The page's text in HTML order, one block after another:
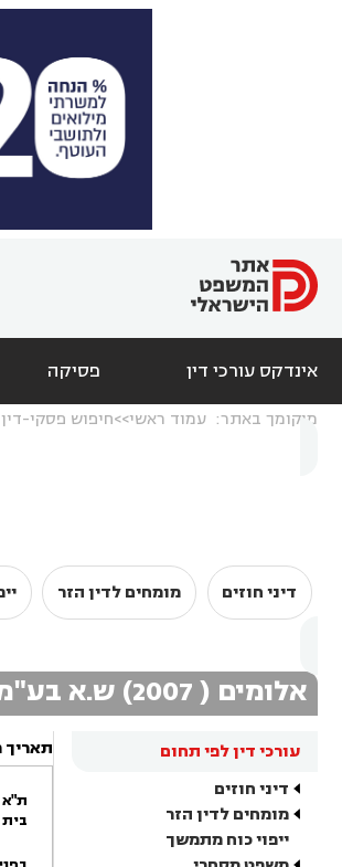
אינדקס עורכי דין פסיקה
מיקומך באתר: עמוד ראשי חיפוש פסקי-דין
דיני חוזים מומחים לדין הזר
אלומים ( 2007) ש.א בע"מ נ' יחניוק ובניו חברה לעבודות עפר וכבישים בע"מ ואח'
עורכי דין לפי תחום
דיני חוזים
מומחים לדין הזר
ייפוי כוח מתמשך
תאריך
ת"א